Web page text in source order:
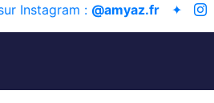
Instagram : @amyaz.fr ✦